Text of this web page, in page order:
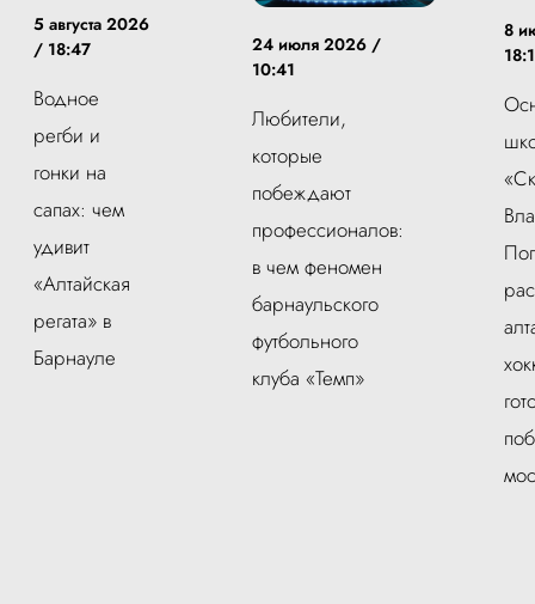
5 августа 2026
/ 18:47
Водное
регби и
гонки на
сапах: чем
удивит
«Алтайская
регата» в
Барнауле
24 июля 2026 /
10:41
Любители,
которые
побеждают
профессионалов:
в чем феномен
барнаульского
футбольного
клуба «Темп»
8